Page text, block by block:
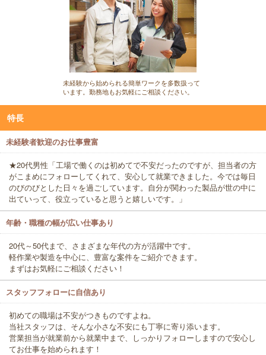
未経験から始められる簡単ワークを多数扱って
います。勤務地もお気軽にご相談ください。
特長
未経験者歓迎のお仕事豊富
★20代男性「工場で働くのは初めてで不安だったのですが、担当者の方
がこまめにフォローしてくれて、安心して就業できました。今では毎日
のびのびとした日々を過ごしています。自分が関わった製品が世の中に
出ていって、役立っていると思うと嬉しいです。」
年齢・職種の幅が広い仕事あり
20代～50代まで、さまざまな年代の方が活躍中です。
軽作業や製造を中心に、豊富な案件をご紹介できます。
まずはお気軽にご相談ください！
スタッフフォローに自信あり
初めての職場は不安がつきものですよね。
当社スタッフは、そんな小さな不安にも丁寧に寄り添います。
営業担当が就業前から就業中まで、しっかりフォローしますので安心し
てお仕事を始められます！